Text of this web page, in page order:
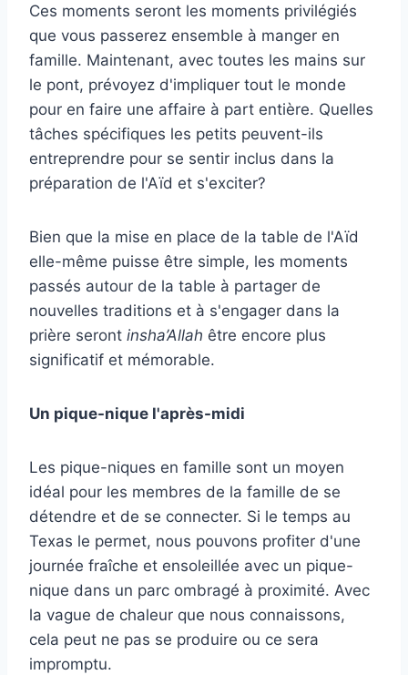
Ces moments seront les moments privilégiés
que vous passerez ensemble à manger en
famille. Maintenant, avec toutes les mains sur
le pont, prévoyez d'impliquer tout le monde
pour en faire une affaire à part entière. Quelles
tâches spécifiques les petits peuvent-ils
entreprendre pour se sentir inclus dans la
préparation de l'Aïd et s'exciter?
Bien que la mise en place de la table de l'Aïd
elle-même puisse être simple, les moments
passés autour de la table à partager de
nouvelles traditions et à s'engager dans la
prière seront insha’Allah être encore plus
significatif et mémorable.
Un pique-nique l'après-midi
Les pique-niques en famille sont un moyen
idéal pour les membres de la famille de se
détendre et de se connecter. Si le temps au
Texas le permet, nous pouvons profiter d'une
journée fraîche et ensoleillée avec un pique-
nique dans un parc ombragé à proximité. Avec
la vague de chaleur que nous connaissons,
cela peut ne pas se produire ou ce sera
impromptu.